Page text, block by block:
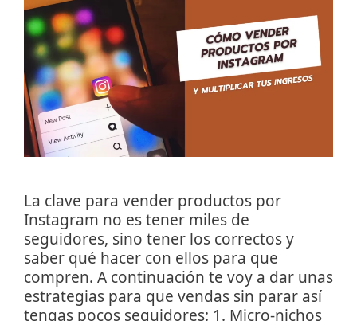
La clave para vender productos por
Instagram no es tener miles de
seguidores, sino tener los correctos y
saber qué hacer con ellos para que
compren. A continuación te voy a dar unas
estrategias para que vendas sin parar así
tengas pocos seguidores: 1. Micro-nichos